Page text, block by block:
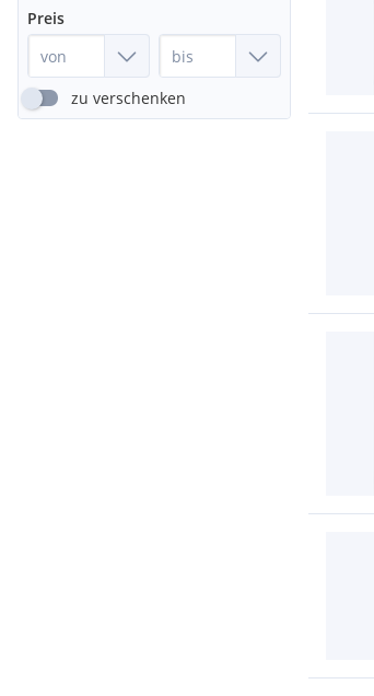
Preis
zu verschenken